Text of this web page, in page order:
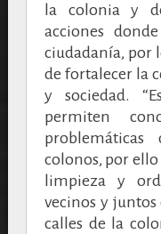
la colonia y
acciones
ciudadanía, por
de fortalecer la
y sociedad.
permiten
colonos, por ello
limpieza y
vecinos y juntos
calles de la